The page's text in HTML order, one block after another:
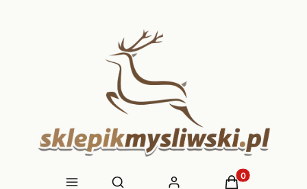
Otwórz wyszukiwarkę Produkty w